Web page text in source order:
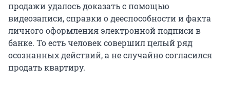
продажи удалось доказать с помощью
видеозаписи, справки о дееспособности и факта
личного оформления электронной подписи в
банке. То есть человек совершил целый ряд
осознанных действий, а не случайно согласился
продать квартиру.